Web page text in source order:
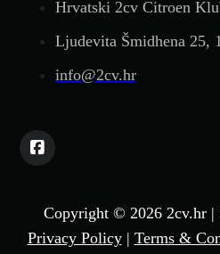
Hrvatski 2cv Citroen
Ljudevita Šmidhena 25,
info@2cv.hr
Copyright © 2026 2cv.hr |
Privacy Policy| Terms &